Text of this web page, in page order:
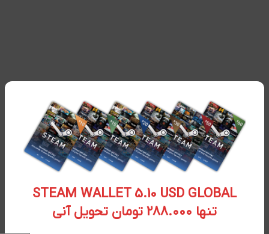
STEAM WALLET 5.10 USD GLOBAL
تنها 288.000 تومان تحویل آنی